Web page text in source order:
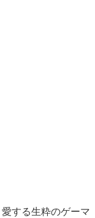
する生粋のゲーマ